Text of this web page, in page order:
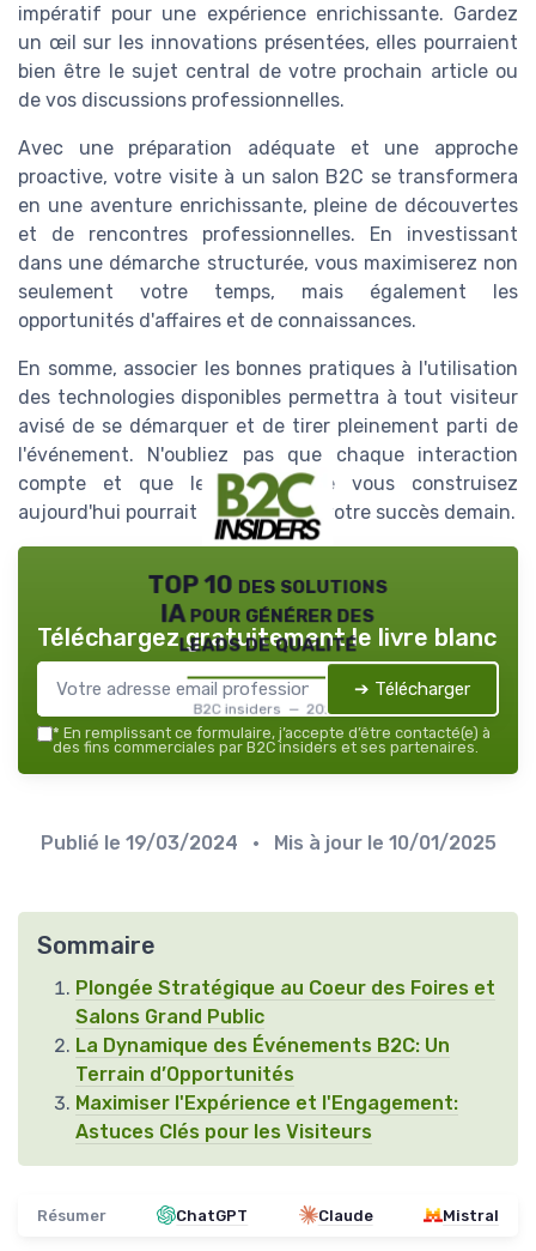
impératif pour une expérience enrichissante. Gardez
un œil sur les innovations présentées, elles pourraient
bien être le sujet central de votre prochain article ou
de vos discussions professionnelles.
Avec une préparation adéquate et une approche
proactive, votre visite à un salon B2C se transformera
en une aventure enrichissante, pleine de découvertes
et de rencontres professionnelles. En investissant
dans une démarche structurée, vous maximiserez non
seulement votre temps, mais également les
opportunités d'affaires et de connaissances.
En somme, associer les bonnes pratiques à l'utilisation
des technologies disponibles permettra à tout visiteur
avisé de se démarquer et de tirer pleinement parti de
l'événement. N'oubliez pas que chaque interaction
compte et que le réseau que vous construisez
aujourd'hui pourrait être la clé de votre succès demain.
TOP 10 des solutions
IA pour générer des
leads de qualité
B2C insiders — 2026
Téléchargez gratuitement le livre blanc
➔ Télécharger
* En remplissant ce formulaire, j’accepte d’être contacté(e) à
des fins commerciales par B2C insiders et ses partenaires.
Publié le 19/03/2024 • Mis à jour le 10/01/2025
Sommaire
Plongée Stratégique au Coeur des Foires et
Salons Grand Public
La Dynamique des Événements B2C: Un
Terrain d’Opportunités
Maximiser l'Expérience et l'Engagement:
Astuces Clés pour les Visiteurs
Résumer ChatGPT Claude Mistral